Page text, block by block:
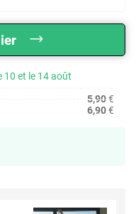
10 et le 14 août
5,90€
6,90€